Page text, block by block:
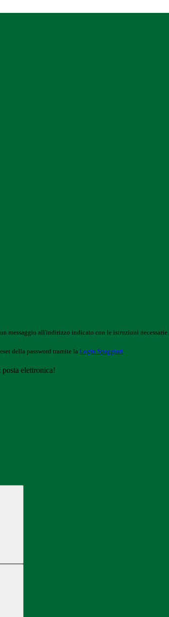
messaggio all'indirizzo indicato con le istruzioni necessarie.
della password tramite la Login Spaggiari
elettronica!